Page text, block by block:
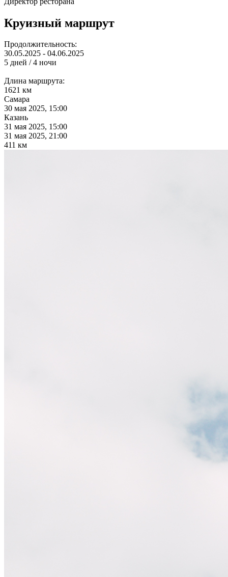
Круизный маршрут
Продолжительность:
30.05.2025 - 04.06.2025
5 дней / 4 ночи
Длина маршрута:
1621 км
Самара
30 мая 2025, 15:00
Казань
31 мая 2025, 15:00
31 мая 2025, 21:00
411 км